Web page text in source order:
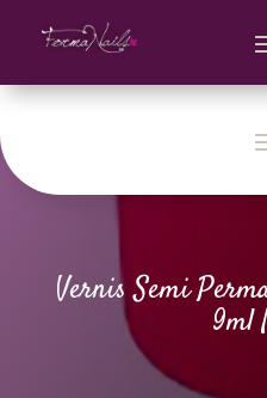
Vernis Semi
9ml